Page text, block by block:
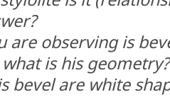
are observing is
is his geometry?
bevel are white